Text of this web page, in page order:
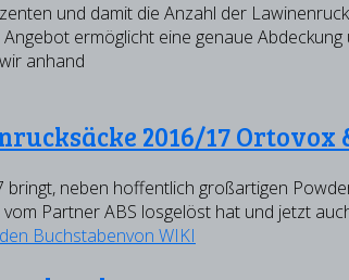
und damit die Anzahl der
ermöglicht eine genaue
anhand
2016/17 Ortovox
bringt, neben hoffentlich großartigen
Partner ABS losgelöst hat und jetzt